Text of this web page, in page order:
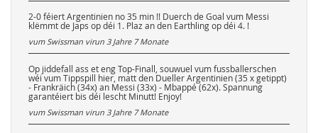
2-0 féiert Argentinien no 35 min !! Duerch de Goal vum Messi
klëmmt de Japs op déi 1. Plaz an den Earthling op déi 4. !
vum Swissman virun 3 Jahre 7 Monate
Op jiddefall ass et eng Top-Finall, souwuel vum fussballerschen
wéi vum Tippspill hier, matt den Dueller Argentinien (35 x getippt)
- Frankräich (34x) an Messi (33x) - Mbappé (62x). Spannung
garantéiert bis déi lescht Minutt! Enjoy!
vum Swissman virun 3 Jahre 7 Monate